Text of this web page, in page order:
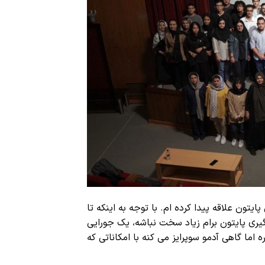
علاقه پیدا کرده ام. با توجه به اینکه تا
پایتون برام زیاد سخت نباشه، یک جورایی